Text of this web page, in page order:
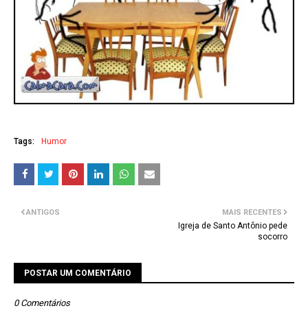
Tags: Humor
MAIS RECENTES
Igreja de Santo Antônio pede
socorro
ANTIGOS
POSTAR UM COMENTÁRIO
0 Comentários